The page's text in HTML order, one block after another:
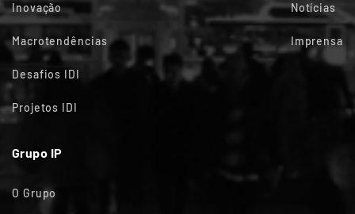
Inovação
Macrotendências
Desafios IDI
Projetos IDI
Notícias
Imprensa
Grupo IP
O Grupo